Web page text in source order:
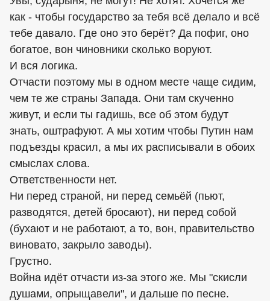
как - чтобы государство за тебя всё делало и всё
тебе давало. Где оно это берёт? Да пофиг, оно
богатое, вон чиновники сколько воруют.
И вся логика.
Отчасти поэтому мы в одном месте чаще сидим,
чем те же страны Запада. Они там скученно
живут, и если ты гадишь, все об этом будут
знать, оштрафуют. А мы хотим чтобы Путин нам
подъезды красил, а мы их расписывали в обоих
смыслах слова.
Ответственности нет.
Ни перед страной, ни перед семьёй (пьют,
разводятся, детей бросают), ни перед собой
(бухают и не работают, а то, вон, правительство
виновато, закрыло заводы).
Грустно.
Война идёт отчасти из-за этого же. Мы "скисли
душами, опрыщавели", и дальше по песне.